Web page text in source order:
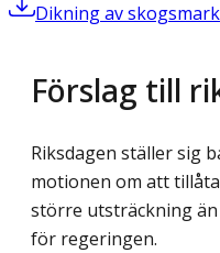
Dikning av skogsmark
Förslag till
Riksdagen ställer sig
motionen om att
större utsträckning
för regeringen.